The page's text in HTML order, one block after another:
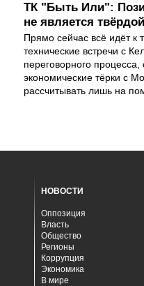
ТК "Быть Или":
не является твёрдой
Прямо сейчас всё идёт к
технические встречи с
переговорного
экономические тёрки с
рассчитывать лишь на
НОВОСТИ
Оппозиция
Власть
Общество
Регионы
Коррупция
Экономика
В мире